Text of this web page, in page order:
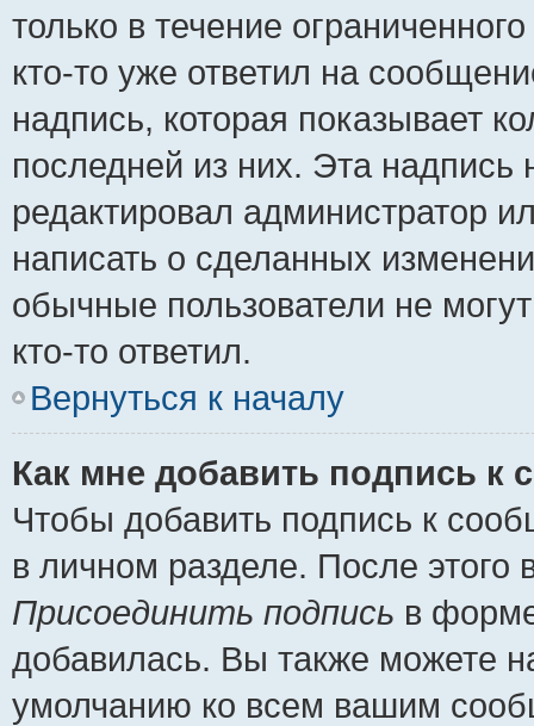
только в течение
кто-то уже ответил на
надпись, которая показывает
последней из них. Эта
редактировал администратор
написать о сделанных
обычные пользователи не
кто-то ответил.
Вернуться к началу
Как мне добавить подпись к
Чтобы добавить подпись к
в личном разделе. После
Присоединить подпись в
добавилась. Вы также можете
умолчанию ко всем вашим